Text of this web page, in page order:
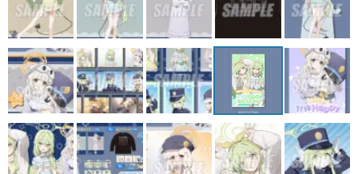
運営：株式会社マレ